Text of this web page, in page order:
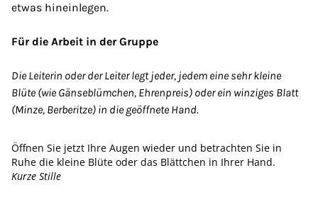
etwas hineinlegen.
Für die Arbeit in der Gruppe
Die Leiterin oder der Leiter legt jeder, jedem eine sehr kleine
Blüte (wie Gänseblümchen, Ehrenpreis) oder ein winziges Blatt
(Minze, Berberitze) in die geöffnete Hand.
Öffnen Sie jetzt Ihre Augen wieder und betrachten Sie in
Ruhe die kleine Blüte oder das Blättchen in Ihrer Hand.
Kurze Stille